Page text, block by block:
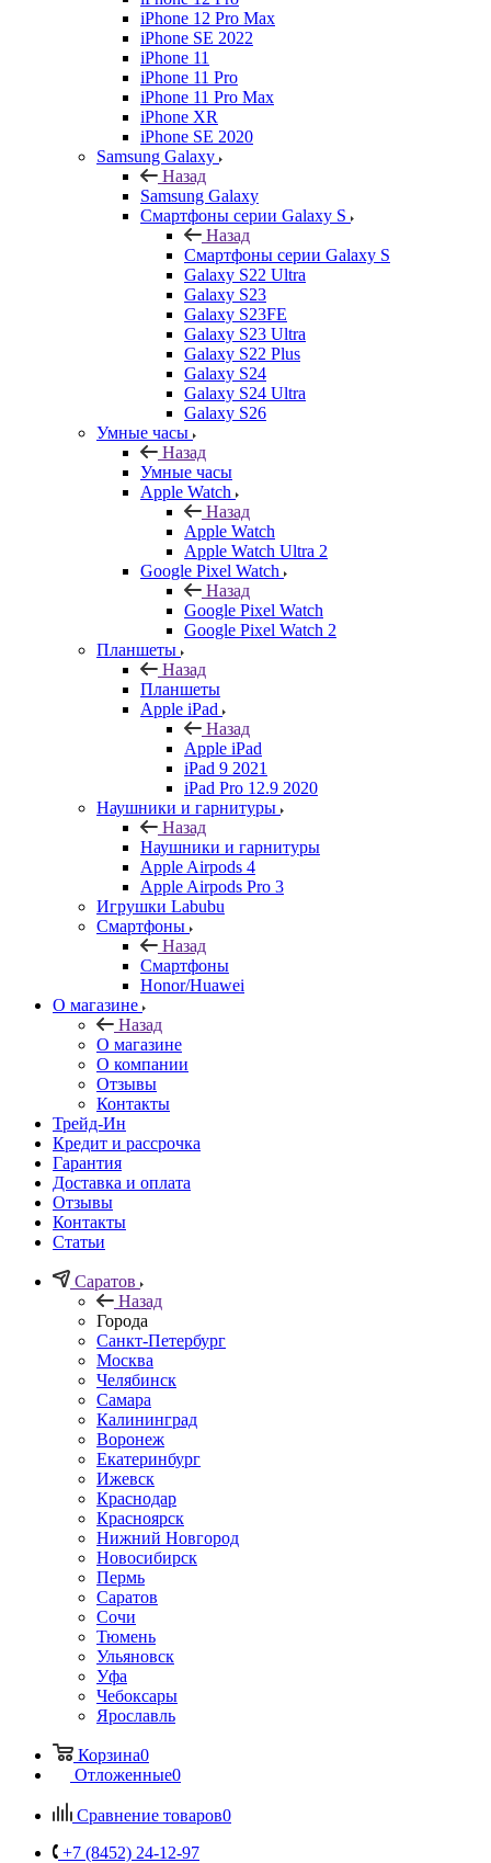
iPhone 12 Pro Max
iPhone SE 2022
iPhone 11
iPhone 11 Pro
iPhone 11 Pro Max
iPhone XR
iPhone SE 2020
Samsung Galaxy
Назад
Samsung Galaxy
Смартфоны серии Galaxy S
Назад
Смартфоны серии Galaxy S
Galaxy S22 Ultra
Galaxy S23
Galaxy S23FE
Galaxy S23 Ultra
Galaxy S22 Plus
Galaxy S24
Galaxy S24 Ultra
Galaxy S26
Умные часы
Назад
Умные часы
Apple Watch
Назад
Apple Watch
Apple Watch Ultra 2
Google Pixel Watch
Назад
Google Pixel Watch
Google Pixel Watch 2
Планшеты
Назад
Планшеты
Apple iPad
Назад
Apple iPad
iPad 9 2021
iPad Pro 12.9 2020
Наушники и гарнитуры
Назад
Наушники и гарнитуры
Apple Airpods 4
Apple Airpods Pro 3
Игрушки Labubu
Смартфоны
Назад
Смартфоны
Honor/Huawei
О магазине
Назад
О магазине
О компании
Отзывы
Контакты
Трейд-Ин
Кредит и рассрочка
Гарантия
Доставка и оплата
Отзывы
Контакты
Статьи
Саратов
Назад
Города
Санкт-Петербург
Москва
Челябинск
Самара
Калининград
Воронеж
Екатеринбург
Ижевск
Краснодар
Красноярск
Нижний Новгород
Новосибирск
Пермь
Саратов
Сочи
Тюмень
Ульяновск
Уфа
Чебоксары
Ярославль
Корзина0
Отложенные0
Сравнение товаров0
+7 (8452) 24-12-97